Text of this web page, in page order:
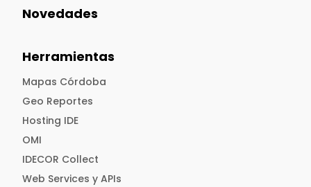
Novedades
Herramientas
Mapas Córdoba
Geo Reportes
Hosting IDE
OMI
IDECOR Collect
Web Services y APIs